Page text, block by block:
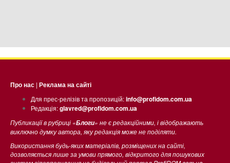
Про нас | Реклама на сайті
Для прес-релізів та пропозицій:info@profidom.com.ua
Редакція:glavred@profidom.com.ua
Публикації в рубриці «Блоги» не є редакційними, і відображають
виключно думку автора, яку редакція може не поділяти.
Використання будь-яких матеріалів, розміщених на сайті,
дозволяється лише за умови прямого, відкритого для пошукових